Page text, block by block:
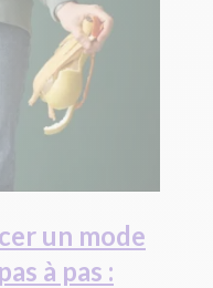
un mode
à pas :